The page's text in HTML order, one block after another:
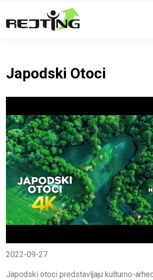
Japodski Otoci
2022-09-27
Japodski otoci predstavljaju kulturno-